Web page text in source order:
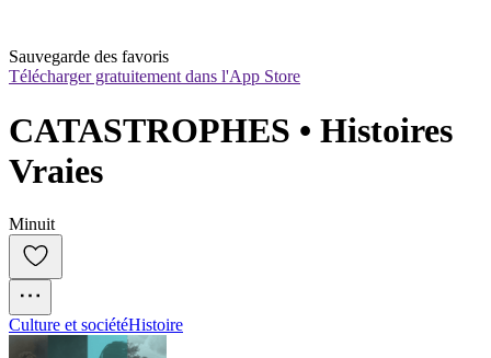
Sauvegarde des favoris
Télécharger gratuitement dans l'App Store
CATASTROPHES • Histoires
Vraies
Minuit
Culture et sociétéHistoire